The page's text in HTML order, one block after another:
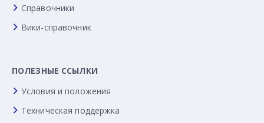
Справочники
Вики-справочник
ПОЛЕЗНЫЕ ССЫЛКИ
Условия и положения
Техническая поддержка